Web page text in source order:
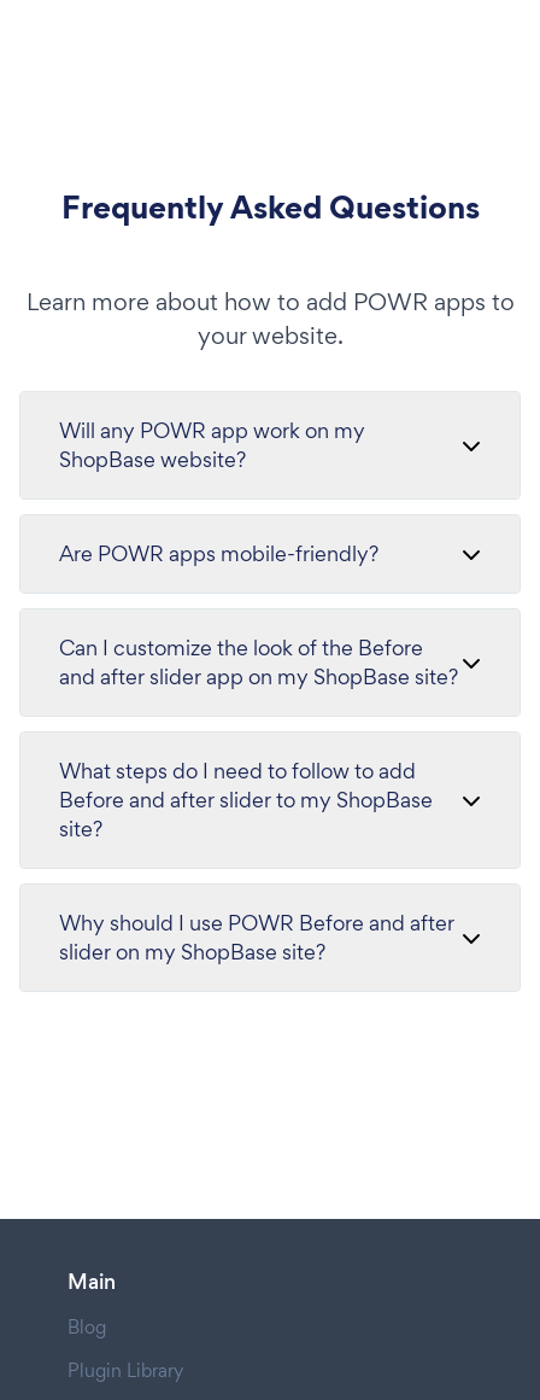
Frequently Asked Questions
Learn more about how to add POWR apps to
your website.
Will any POWR app work on my
ShopBase website?
Are POWR apps mobile-friendly?
Can I customize the look of the Before
and after slider app on my ShopBase site?
What steps do I need to follow to add
Before and after slider to my ShopBase
site?
Why should I use POWR Before and after
slider on my ShopBase site?
Main
Blog
Plugin Library